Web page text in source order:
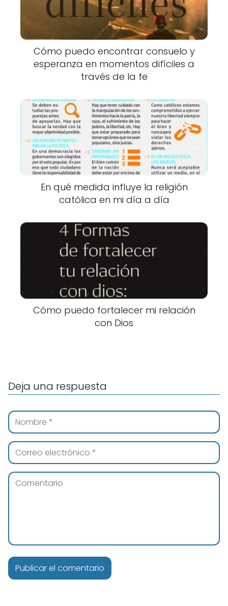
Cómo puedo encontrar consuelo y
esperanza en momentos difíciles a
través de la fe
En qué medida influye la religión
católica en mi día a día
Cómo puedo fortalecer mi relación
con Dios
Deja una respuesta